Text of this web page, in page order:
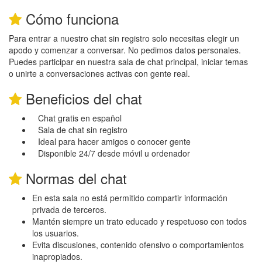
Cómo funciona
Para entrar a nuestro chat sin registro solo necesitas elegir un
apodo y comenzar a conversar. No pedimos datos personales.
Puedes participar en nuestra sala de chat principal, iniciar temas
o unirte a conversaciones activas con gente real.
Beneficios del chat
Chat gratis en español
Sala de chat sin registro
Ideal para hacer amigos o conocer gente
Disponible 24/7 desde móvil u ordenador
Normas del chat
En esta sala no está permitido compartir información
privada de terceros.
Mantén siempre un trato educado y respetuoso con todos
los usuarios.
Evita discusiones, contenido ofensivo o comportamientos
inapropiados.